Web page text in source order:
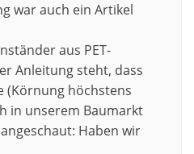
war auch ein Artikel
aus PET-
Anleitung steht, dass
(Körnung höchstens
in unserem Baumarkt
Haben wir